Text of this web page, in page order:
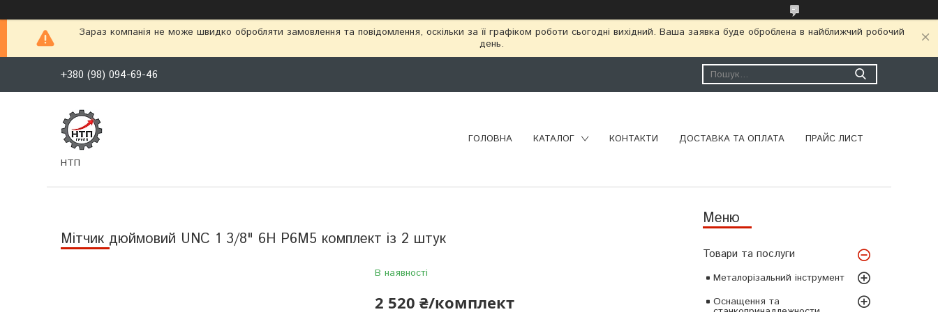
Зараз компанія не може швидко обробляти замовлення та повідомлення, оскільки за її графіком роботи сьогодні вихідний. Ваша заявка буде оброблена в найближчий робочий
день.
+380 (98) 094-69-46
НТП
ГОЛОВНА КАТАЛОГ КОНТАКТИ ДОСТАВКА ТА ОПЛАТА ПРАЙС ЛИСТ
Товари та послуги
Металорізальний інструмент
Оснащення та
Мітчик дюймовий UNC 1 3/8" 6Н Р6М5 комплект із 2 штук
В наявності
2 520 ₴/комплект